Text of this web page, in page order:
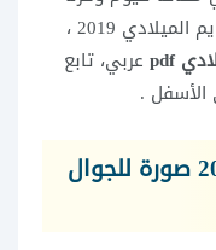
لكم رابط مباشر لتنزيل و تحميل التقويم الميلادي 2019 ،
عربي، تابع
الأسفل .
تحميل التقويم الميلادي 2019 صورة للجوال